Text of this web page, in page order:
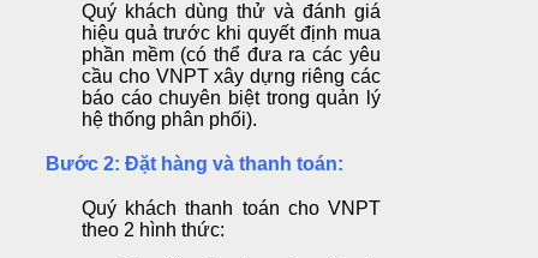
Quý khách dùng thử và đánh giá
hiệu quả trước khi quyết định mua
phần mềm (có thể đưa ra các yêu
cầu cho VNPT xây dựng riêng các
báo cáo chuyên biệt trong quản lý
hệ thống phân phối).
Bước 2: Đặt hàng và thanh toán:
Quý khách thanh toán cho VNPT
theo 2 hình thức: